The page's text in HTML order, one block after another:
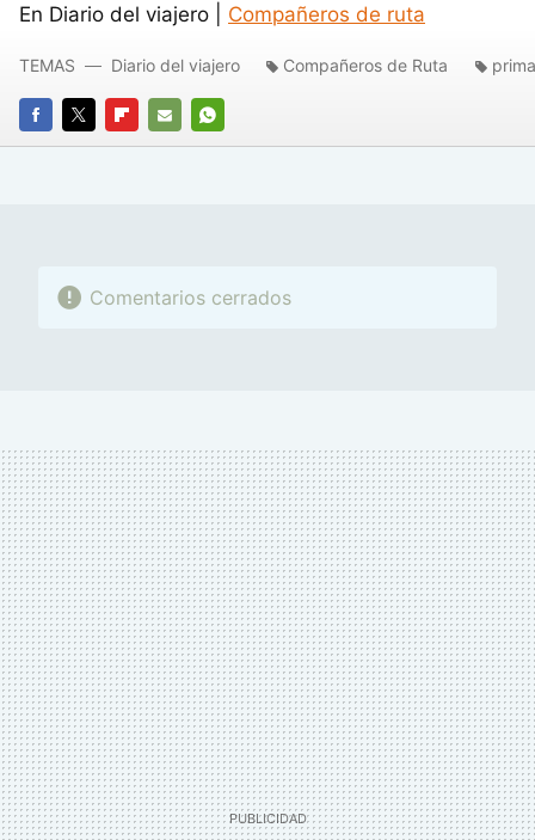
En Diario del viajero | Compañeros de ruta
FACEBOOK
TWITTERFLIPBOARD
E-
WHATSAPP
TEMAS Diario del viajero Compañeros de Ruta
Comentarios cerrados